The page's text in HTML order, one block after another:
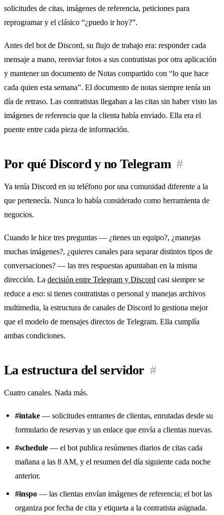
solicitudes de citas, imágenes de referencia, peticiones para
reprogramar y el clásico “¿puedo ir hoy?”.
Antes del bot de Discord, su flujo de trabajo era: responder cada
mensaje a mano, reenviar fotos a sus contratistas por otra aplicación
y mantener un documento de Notas compartido con “lo que hace
cada quien esta semana”. El documento de notas siempre tenía un
día de retraso. Las contratistas llegaban a las citas sin haber visto las
imágenes de referencia que la clienta había enviado. Ella era el
puente entre cada pieza de información.
Por qué Discord y no Telegram #
Ya tenía Discord en su teléfono por una comunidad diferente a la
que pertenecía. Nunca lo había considerado como herramienta de
negocios.
Cuando le hice tres preguntas — ¿tienes un equipo?, ¿manejas
muchas imágenes?, ¿quieres canales para separar distintos tipos de
conversaciones? — las tres respuestas apuntaban en la misma
dirección. La decisión entre Telegram y Discord casi siempre se
reduce a eso: si tienes contratistas o personal y manejas archivos
multimedia, la estructura de canales de Discord lo gestiona mejor
que el modelo de mensajes directos de Telegram. Ella cumplía
ambas condiciones.
La estructura del servidor #
Cuatro canales. Nada más.
#intake — solicitudes entrantes de clientas, enrutadas desde su
formulario de reservas y un enlace que envía a clientas nuevas.
#schedule — el bot publica resúmenes diarios de citas cada
mañana a las 8 AM, y el resumen del día siguiente cada noche
anterior.
#inspo — las clientas envían imágenes de referencia; el bot las
organiza por fecha de cita y etiqueta a la contratista asignada.